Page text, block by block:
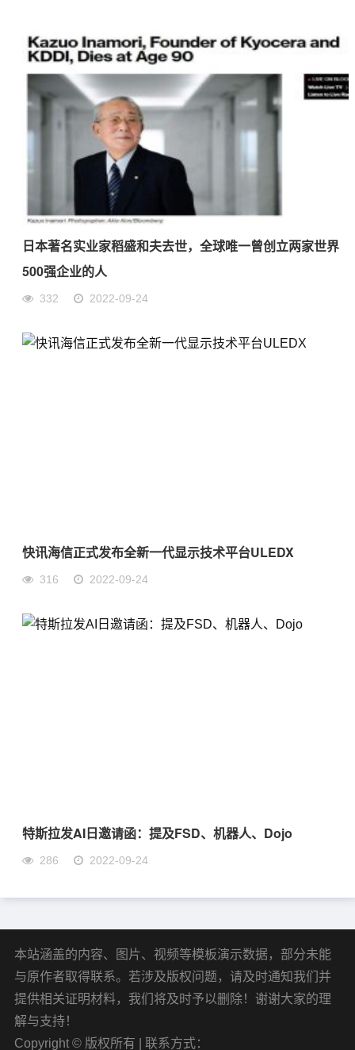
日本著名实业家稻盛和夫去世，全球唯一曾创立两家世界
500强企业的人
332 2022-09-24
快讯海信正式发布全新一代显示技术平台ULEDX
316 2022-09-24
特斯拉发AI日邀请函：提及FSD、机器人、Dojo
286 2022-09-24
本站涵盖的内容、图片、视频等模板演示数据，部分未能
与原作者取得联系。若涉及版权问题，请及时通知我们并
提供相关证明材料，我们将及时予以删除！谢谢大家的理
解与支持！
Copyright © 版权所有 | 联系方式：